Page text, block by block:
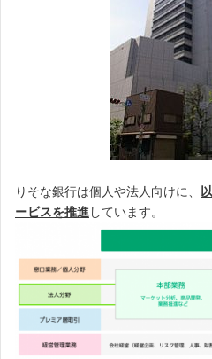
りそな銀行は個人や法人向けに、
ービスを推進しています。